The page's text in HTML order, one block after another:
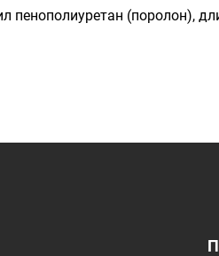
пенополиуретан (поролон),